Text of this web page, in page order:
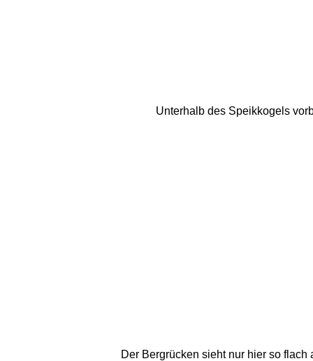
Unterhalb des Speikkogels
Der Bergrücken sieht nur hier so